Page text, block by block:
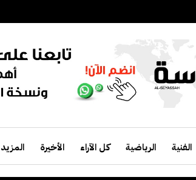
الفنية الرياضية كل الآراء الأخيرة المزيد